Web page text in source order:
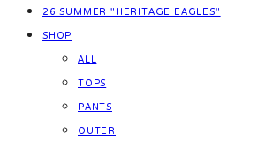
26 SUMMER "HERITAGE EAGLES"
SHOP
ALL
TOPS
PANTS
OUTER